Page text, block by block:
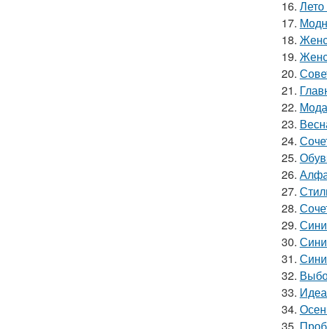
16.
17.
18.
19.
20.
21.
22.
23.
24.
25.
26.
27.
28.
29.
30.
31.
32.
33.
34.